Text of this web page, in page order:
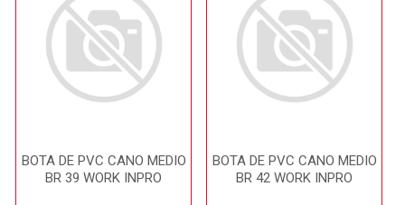
BOTA DE PVC CANO MEDIO
BR 39 WORK INPRO
BOTA DE PVC CANO MEDIO
BR 42 WORK INPRO